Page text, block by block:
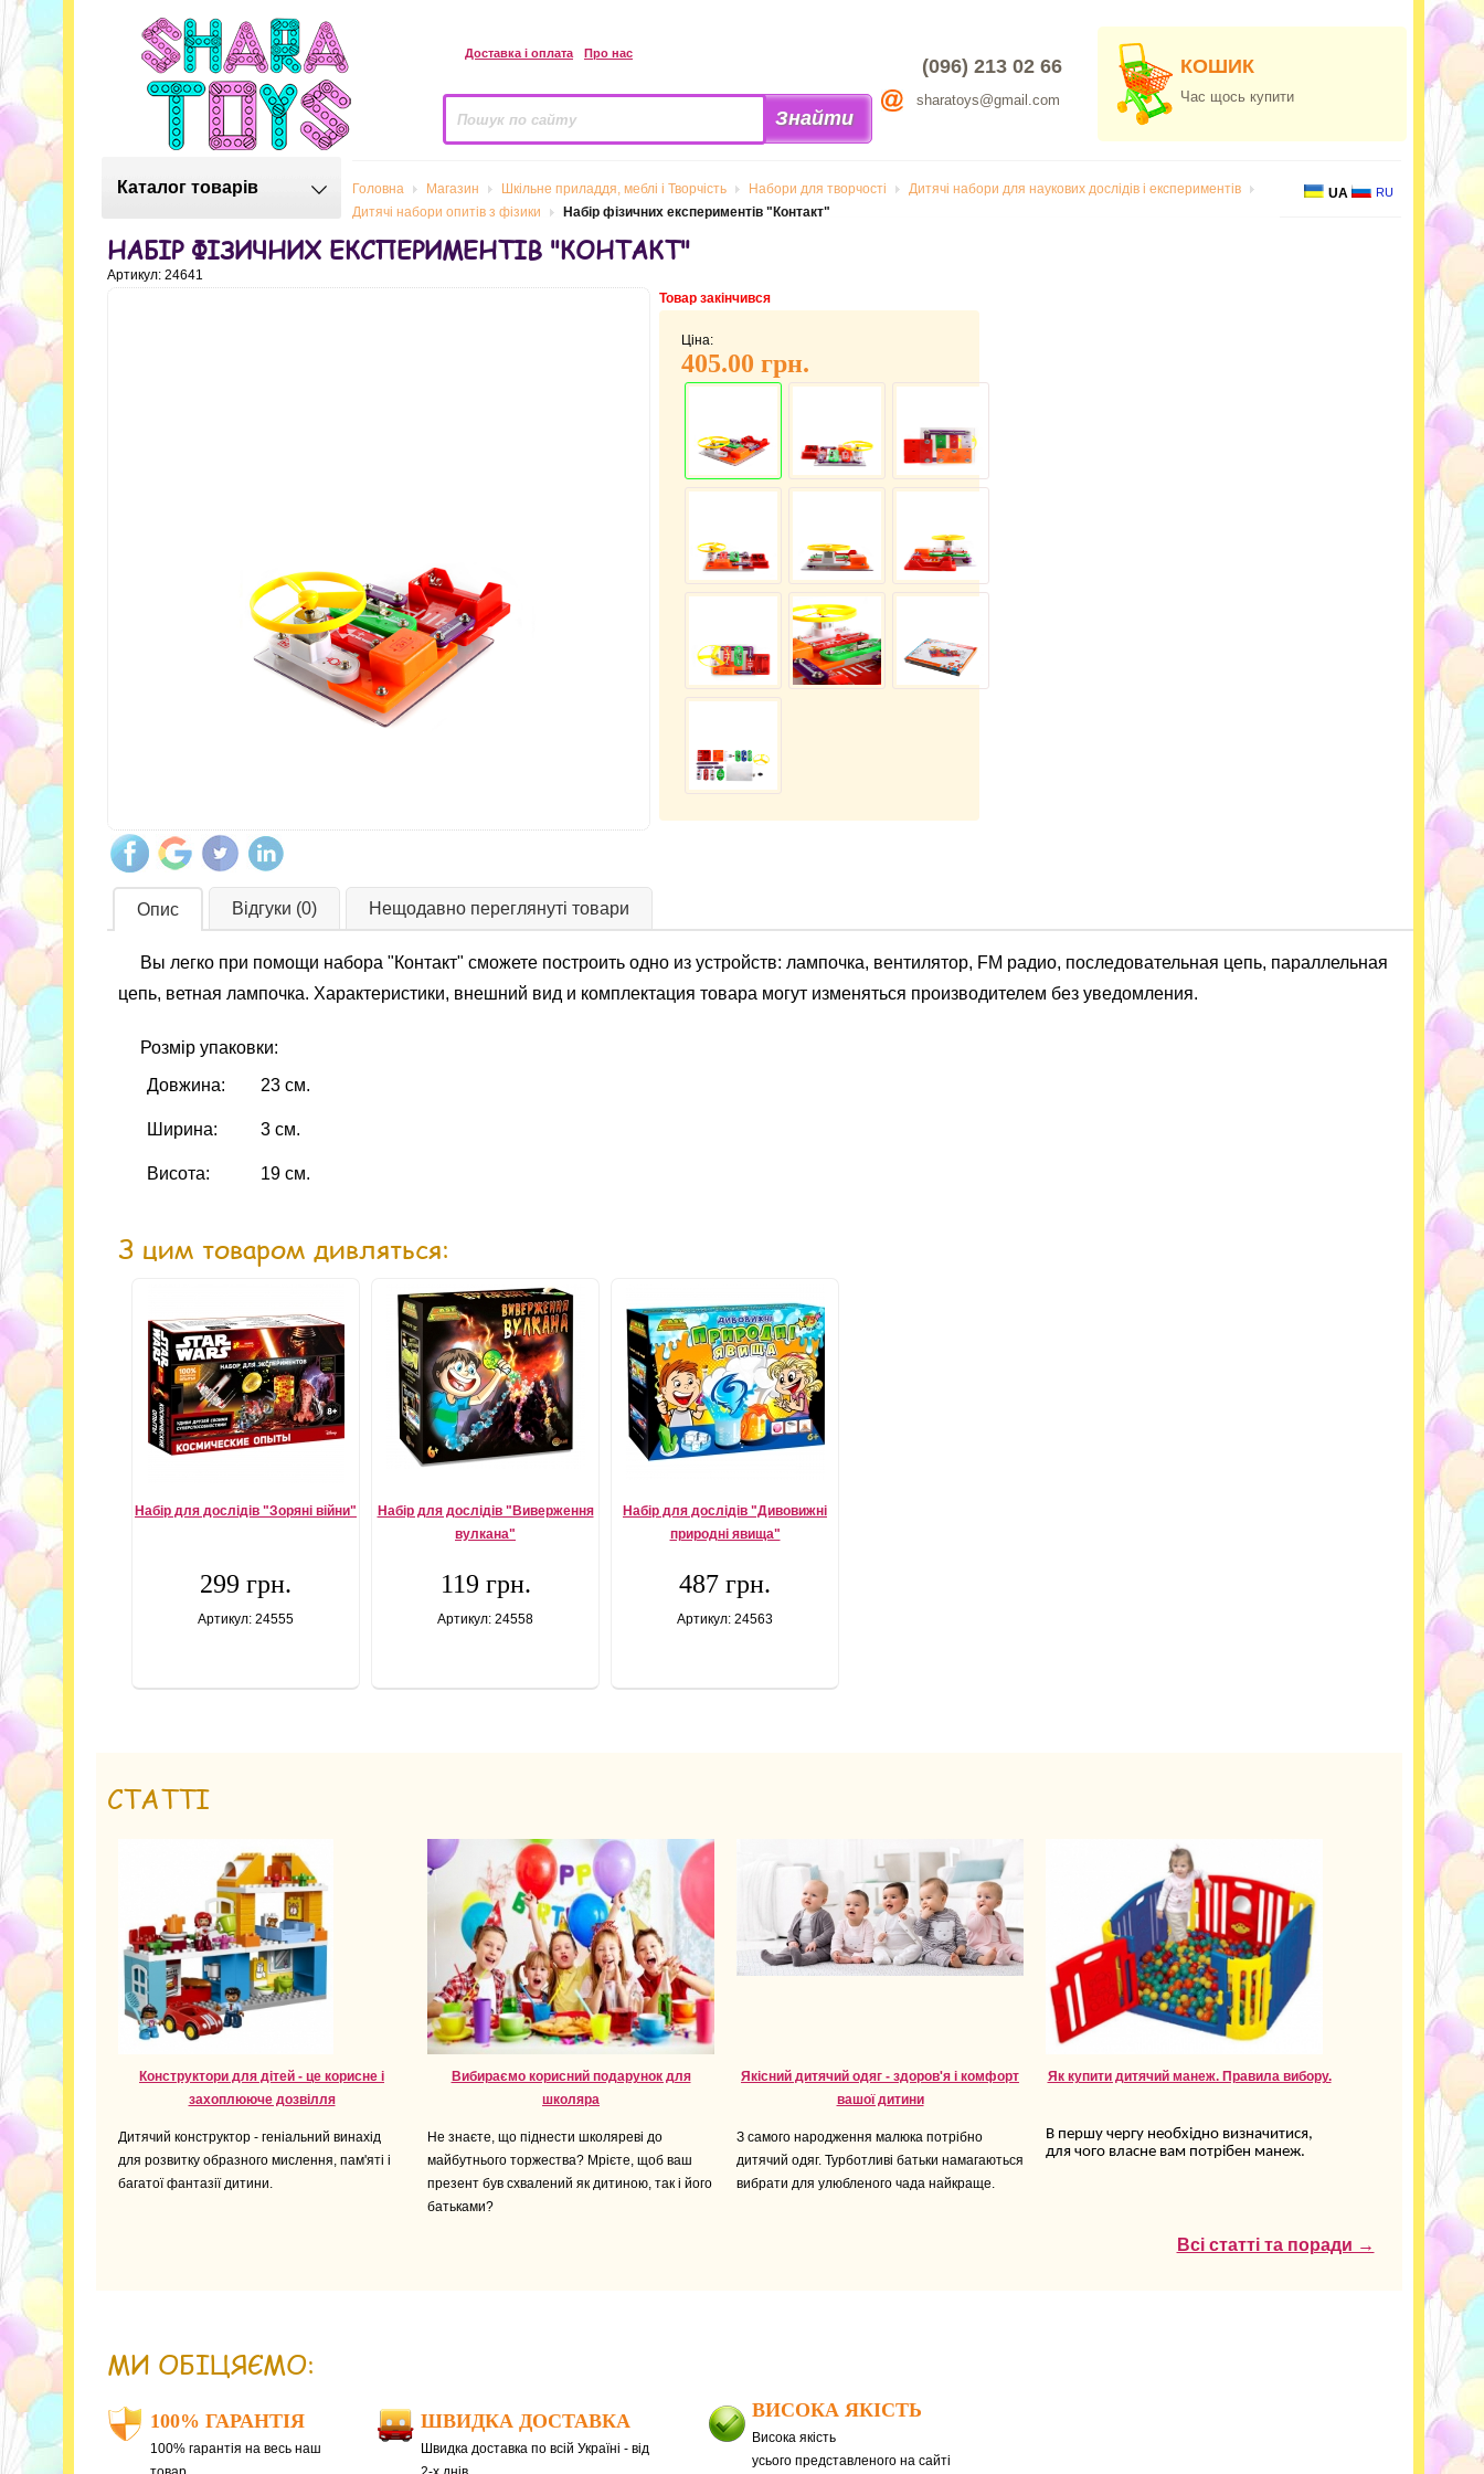
Доставка і оплата Про нас
(096) 213 02 66
sharatoys@gmail.com
КОШИК
Час щось купити
Каталог товарів Головна Магазин Шкільне приладдя, меблі і Творчість Набори для творчості
Дитячі набори для наукових дослідів і експериментів
Дитячi набори опитiв з фiзики
Набір фізичних експериментів "Контакт"
UA RU
НАБІР ФІЗИЧНИХ ЕКСПЕРИМЕНТІВ "КОНТАКТ"
Артикул: 24641
Товар закінчився
Ціна:
405.00 грн.
Опис Відгуки (0) Нещодавно переглянуті товари
Вы легко при помощи набора "Контакт" сможете построить одно из устройств: лампочка, вентилятор, FM радио, последовательная цепь, параллельная
цепь, ветная лампочка. Характеристики, внешний вид и комплектация товара могут изменяться производителем без уведомления.
Розмір упаковки:
Довжина:
23 см.
Ширина: 3 см.
Висота: 19 см.
З цим товаром дивляться:
Набір для дослідів "Зоряні війни"
299 грн.
Артикул: 24555
Набір для дослідів "Виверження
вулкана"
119 грн.
Артикул: 24558
Набір для дослідів "Дивовижні
природні явища"
487 грн.
Артикул: 24563
СТАТТІ
Конструктори для дітей - це корисне і
захоплююче дозвілля
Дитячий конструктор - геніальний винахід
для розвитку образного мислення, пам'яті і
багатої фантазії дитини.
Вибираємо корисний подарунок для
школяра
Не знаєте, що піднести школяреві до
майбутнього торжества? Мрієте, щоб ваш
презент був схвалений як дитиною, так і його
батьками?
Якісний дитячий одяг - здоров'я і комфорт
вашої дитини
З самого народження малюка потрібно
дитячий одяг. Турботливі батьки намагаються
вибрати для улюбленого чада найкраще.
Як купити дитячий манеж. Правила вибору.
В першу чергу необхідно визначитися,
для чого власне вам потрібен манеж.
Всі статті та поради →
МИ ОБІЦЯЄМО:
100% ГАРАНТІЯ
100% гарантія на весь наш
ШВИДКА ДОСТАВКА
Швидка доставка по всій Україні - від
ВИСОКА ЯКІСТЬ
Висока якість
усього представленого на сайті